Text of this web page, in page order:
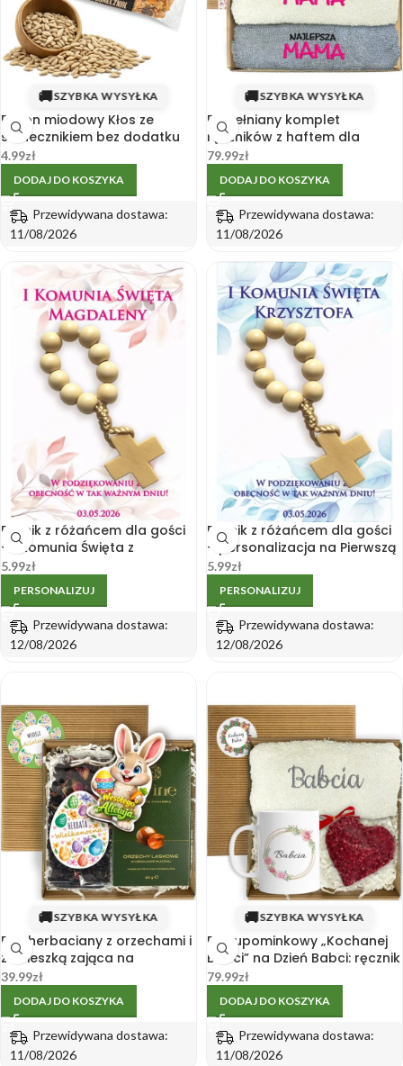
🚚SZYBKA WYSYŁKA
Baton miodowy Kłos ze
słonecznikiem bez dodatku
cukru 45 g
4.99zł
DODAJ DO KOSZYKA
Przewidywana dostawa:
11/08/2026
🚚SZYBKA WYSYŁKA
Bawełniany komplet
ręczników z haftem dla
mamy w pudełku
79.99zł
DODAJ DO KOSZYKA
Przewidywana dostawa:
11/08/2026
Bilecik z różańcem dla gości
– I Komunia Święta z
personalizacją od
5.99zł
PERSONALIZUJ
Przewidywana dostawa:
12/08/2026
Bilecik z różańcem dla gości
– personalizacja na Pierwszą
Komunię chłopca
5.99zł
PERSONALIZUJ
Przewidywana dostawa:
12/08/2026
🚚SZYBKA WYSYŁKA
Box herbaciany z orzechami i
zawieszką zająca na
Wielkanoc 15×15 cm
39.99zł
DODAJ DO KOSZYKA
Przewidywana dostawa:
11/08/2026
🚚SZYBKA WYSYŁKA
Box upominkowy „Kochanej
Babci” na Dzień Babci: ręcznik
i kubek 330 ml
79.99zł
DODAJ DO KOSZYKA
Przewidywana dostawa:
11/08/2026